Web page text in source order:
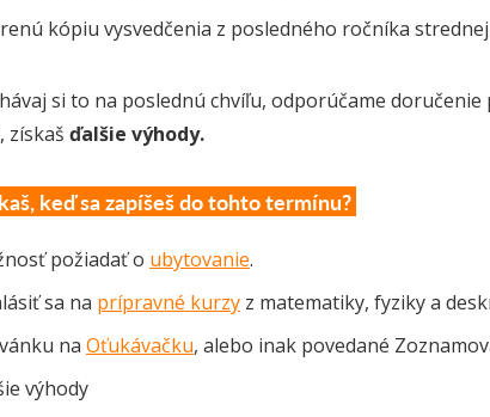
kópiu vysvedčenia z posledného ročníka
si to na poslednú chvíľu, odporúčame
získaš ďalšie výhody.
keď sa zapíšeš do tohto termínu?
požiadať o ubytovanie.
sa na prípravné kurzy z matematiky, fyziky a
na Oťukávačku, alebo inak povedané
výhody